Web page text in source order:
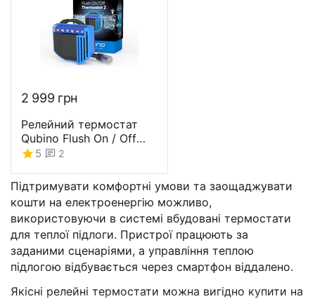
Підтримувати комфортні умови та заощаджувати
кошти на електроенергію можливо,
використовуючи в системі вбудовані термостати
для теплої підлоги. Пристрої працюють за
заданими сценаріями, а управління теплою
підлогою відбувається через смартфон віддалено.
Якісні релейні термостати можна вигідно купити на
2 999 грн
Релейний термостат
Qubino Flush On / Off
Thermostat 2 -
5 2